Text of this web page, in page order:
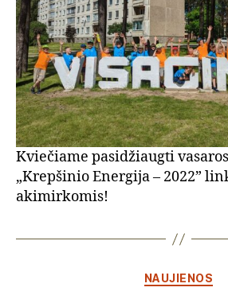
Kviečiame pasidžiaugti
„Krepšinio Energija – 2022”
akimirkomis!
NAUJIENOS